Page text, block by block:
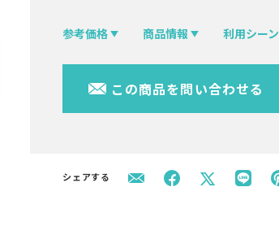
参考価格 商品情報 利用シーン
この商品を問い合わせる
シェアする